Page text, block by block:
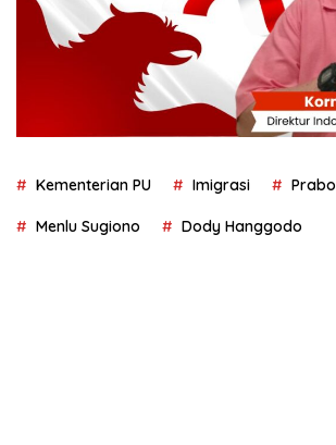
Kementerian PU Imigrasi
Menlu Sugiono Dody Hanggodo